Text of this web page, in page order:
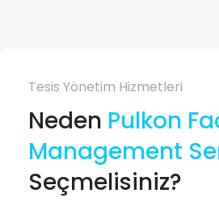
Tesis Yönetim Hizmetleri
Neden Pulkon
Management
Seçmelisiniz?